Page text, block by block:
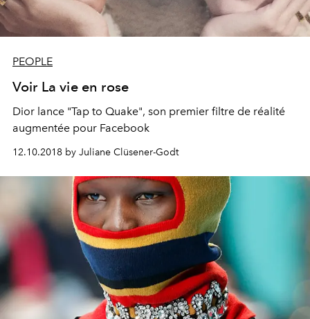
PEOPLE
Voir La vie en rose
Dior lance "Tap to Quake", son premier filtre de réalité
augmentée pour Facebook
12.10.2018 by Juliane Clüsener-Godt